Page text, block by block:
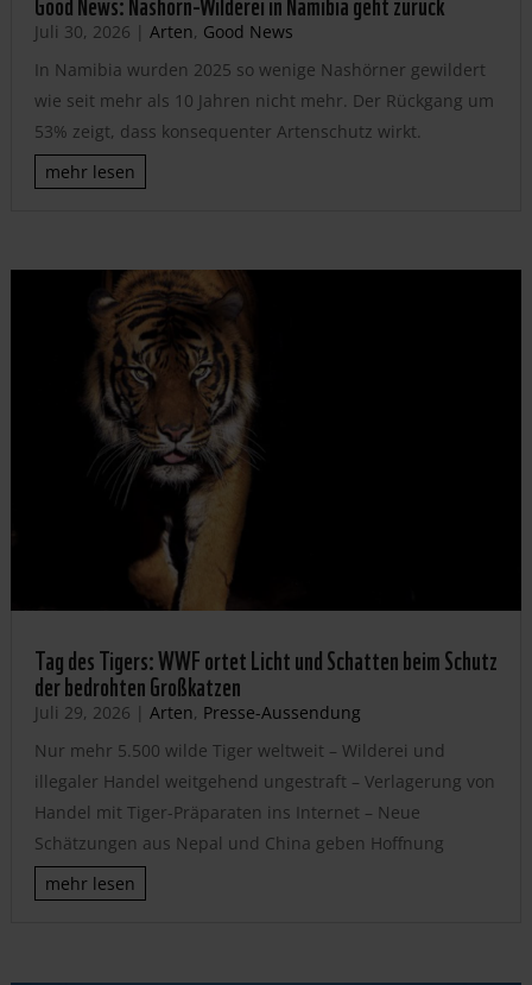
Juli 30, 2026 | Arten, Good News
In Namibia wurden 2025 so wenige Nashörner gewildert
wie seit mehr als 10 Jahren nicht mehr. Der Rückgang um
53% zeigt, dass konsequenter Artenschutz wirkt.
mehr lesen
Tag des Tigers: WWF ortet Licht und Schatten beim Schutz
der bedrohten Großkatzen
Juli 29, 2026 | Arten, Presse-Aussendung
Nur mehr 5.500 wilde Tiger weltweit – Wilderei und
illegaler Handel weitgehend ungestraft – Verlagerung von
Handel mit Tiger-Präparaten ins Internet – Neue
Schätzungen aus Nepal und China geben Hoffnung
mehr lesen